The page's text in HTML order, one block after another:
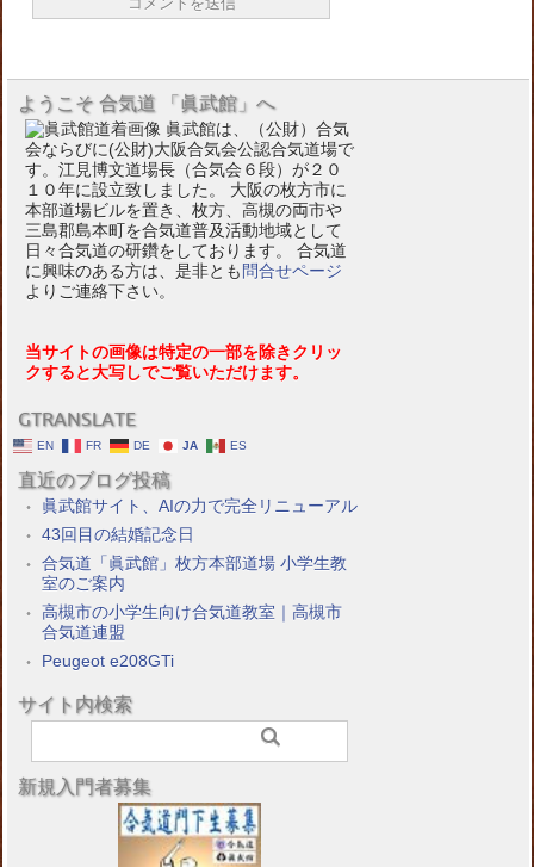
ようこそ 合気道 「眞武館」へ
眞武館は、（公財）合気
会ならびに(公財)大阪合気会公認合気道場で
す。江見博文道場長（合気会６段）が２０
１０年に設立致しました。 大阪の枚方市に
本部道場ビルを置き、枚方、高槻の両市や
三島郡島本町を合気道普及活動地域として
日々合気道の研鑽をしております。 合気道
に興味のある方は、是非とも 問合せページ
よりご連絡下さい。
当サイトの画像は特定の一部を除きクリッ
クすると大写しでご覧いただけます。
GTRANSLATE
EN FR DE JA ES
直近のブログ投稿
眞武館サイト、AIの力で完全リニューアル
43回目の結婚記念日
合気道「眞武館」枚方本部道場 小学生教
室のご案内
高槻市の小学生向け合気道教室｜高槻市
合気道連盟
Peugeot e208GTi
サイト内検索
新規入門者募集